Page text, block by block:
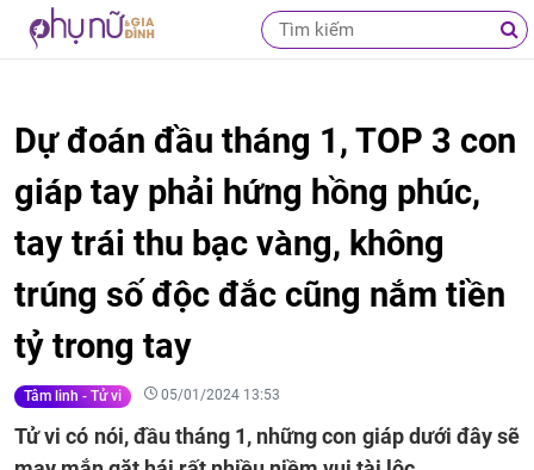
Dự đoán đầu tháng 1, TOP 3 con
giáp tay phải hứng hồng phúc,
tay trái thu bạc vàng, không
trúng số độc đắc cũng nắm tiền
tỷ trong tay
Tâm linh - Tử vi 05/01/2024 13:53
Tử vi có nói, đầu tháng 1, những con giáp dưới đây sẽ